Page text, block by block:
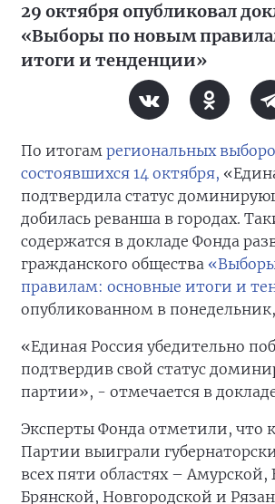
29 октября опубликовал
«Выборы по новым
итоги и тенденции»
По итогам региональных
состоявшихся 14 октября,
подтвердила статус
добилась реванша в городах.
содержатся в докладе Фонда
гражданского общества
правилам: основные итоги и
опубликованном в
«Единая Россия убедительно
подтвердив свой статус
партии», - отмечается в
Эксперты Фонда отметили, что
Партии выиграли
всех пяти областях – Амурской,
Брянской, Новгородской и